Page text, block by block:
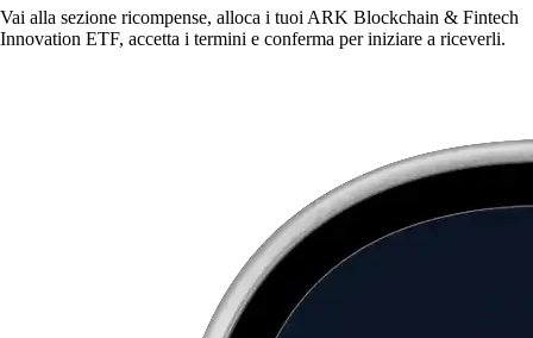
Vai alla sezione ricompense, alloca i tuoi ARK Blockchain & Fintech
Innovation ETF, accetta i termini e conferma per iniziare a riceverli.